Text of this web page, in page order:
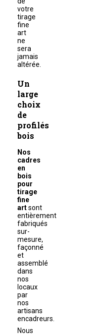
votre
tirage
fine
art
ne
sera
jamais
altérée.
Un
large
choix
de
profilés
bois
Nos
cadres
en
bois
pour
tirage
fine
artsont
entièrement
fabriqués
sur-
mesure,
façonné
et
assemblé
dans
nos
locaux
par
nos
artisans
encadreurs.
Nous